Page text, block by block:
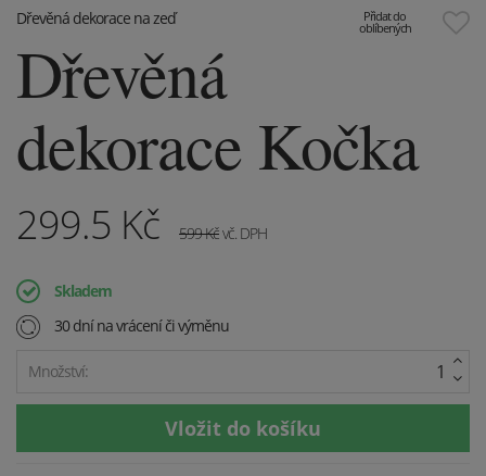
Přidat do
oblíbených
Dřevěná dekorace na zeď
Dřevěná
dekorace Kočka
299.5 Kč 599Kčvč. DPH
Skladem
30 dní na vrácení či výměnu
Množství: